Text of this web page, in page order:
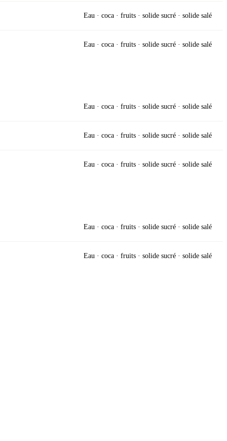
Eau · coca · fruits · solide sucré · solide salé
Eau · coca · fruits · solide sucré · solide salé
Eau · coca · fruits · solide sucré · solide salé
Eau · coca · fruits · solide sucré · solide salé
Eau · coca · fruits · solide sucré · solide salé
Eau · coca · fruits · solide sucré · solide salé
Eau · coca · fruits · solide sucré · solide salé